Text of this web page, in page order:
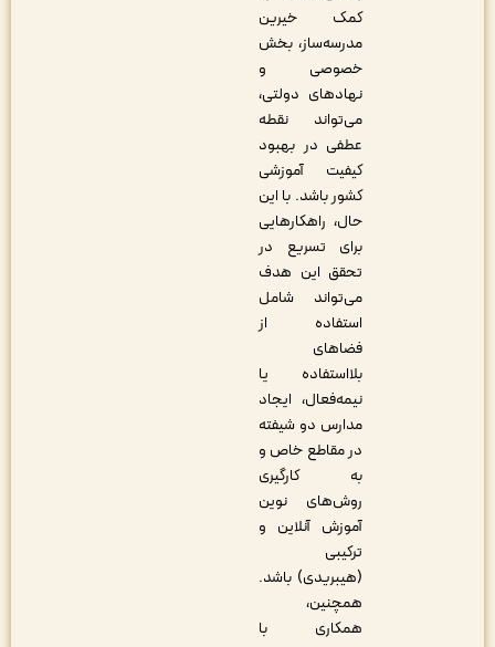
کمک خیرین
مدرسه‌ساز، بخش
خصوصی و
نهادهای دولتی،
می‌تواند نقطه
عطفی در بهبود
کیفیت آموزشی
کشور باشد. با این
حال، راهکارهایی
برای تسریع در
تحقق این هدف
می‌تواند شامل
استفاده از
فضاهای
بلااستفاده یا
نیمه‌فعال، ایجاد
مدارس دو شیفته
در مقاطع خاص و
به کارگیری
روش‌های نوین
آموزش آنلاین و
(هیبریدی) باشد.
همچنین،
همکاری با